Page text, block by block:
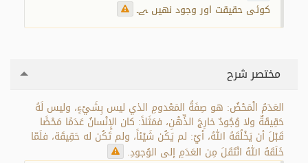
کوئی حقیقت اور وجود نھیں ہے۔
مختصر شرح
العَدَمُ الْمَحْضُ: هو صِفَةُ المَعْدومِ الذي ليس بِشَيْءٍ، وليس لَهُ
حَقِيقَةٌ ولا وُجُودٌ خارِجَ الذِّهْنِ، فمَثَلاً: كان الإِنْسانُ عَدَمًا مَحْضًا
قَبْلَ أن يَخْلُقَهُ اللهُ، أيْ: لم يَكُن شَيْئاً، ولم تَكُن له حَقِيقَة، فلَمّا
خَلَقَهُ اللهُ انْتَقَلَ مِن العَدَمِ إلى الوُجودِ.